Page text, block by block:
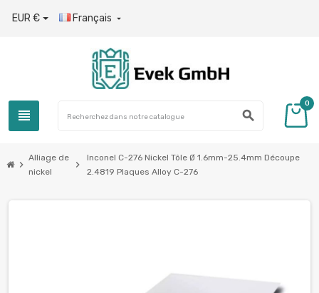
EUR € Français 
view_headline search
0
chevron_right
Alliage de
nickel
chevron_right
Inconel C-276 Nickel Tôle Ø 1.6mm-25.4mm Découpe
2.4819 Plaques Alloy C-276